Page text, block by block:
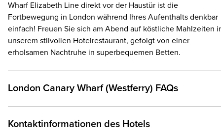
Wharf Elizabeth Line direkt vor der Haustür ist die
Fortbewegung in London während Ihres Aufenthalts denkbar
einfach! Freuen Sie sich am Abend auf köstliche Mahlzeiten
unserem stilvollen Hotelrestaurant, gefolgt von einer
erholsamen Nachtruhe in superbequemen Betten.
London Canary Wharf (Westferry) FAQs
Kontaktinformationen des Hotels